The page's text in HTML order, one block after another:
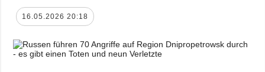
16.05.2026 20:18